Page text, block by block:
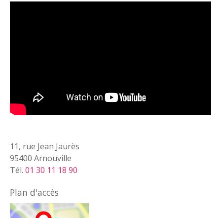
11, rue Jean Jaurès
95400 Arnouville
Tél. 01 30 11 18 90
Plan d'accès